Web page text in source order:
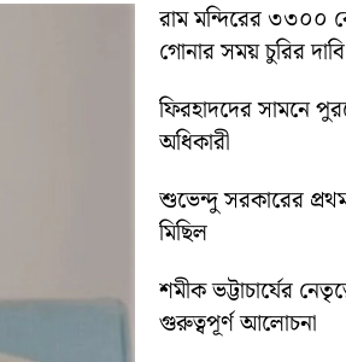
রাম মন্দিরের ৩৩০০
গোনার সময় চুরির দাবি
ফিরহাদদের সামনে
অধিকারী
শুভেন্দু সরকারের
মিছিল
শমীক ভট্টাচার্যের
গুরুত্বপূর্ণ আলোচনা